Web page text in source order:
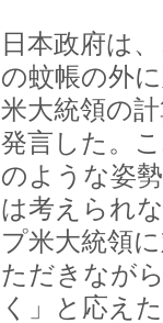
日本政府は
の蚊帳の外
米大統領の
発言した。
のような姿
は考えられ
プ米大統領
ただきなが
く」と応え